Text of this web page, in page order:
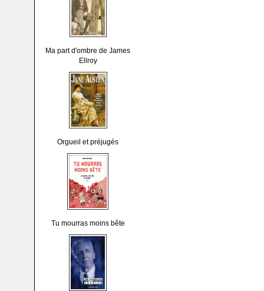
Ma part d'ombre de James
Ellroy
Orgueil et préjugés
Tu mourras moins bête